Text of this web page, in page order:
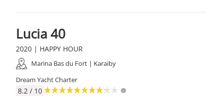
Lucia 40
2020 | HAPPY HOUR
Marina Bas du Fort | Karaiby
Dream Yacht Charter
8.2 / 10